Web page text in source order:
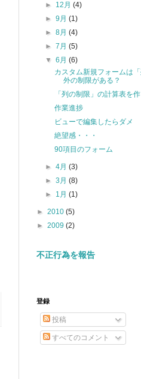
► 12月(4)
►9月(1)
►8月(4)
►7月(5)
▼6月(6)
カスタム新規フォームは
外の制限がある？
「列の制限」の計算表を作
作業進捗
ビューで編集したらダメ
絶望感・・・
90項目のフォーム
►4月(3)
►3月(8)
► 1月(1)
► 2010 (5)
► 2009 (2)
不正行為を報告
登録
投稿
すべてのコメント